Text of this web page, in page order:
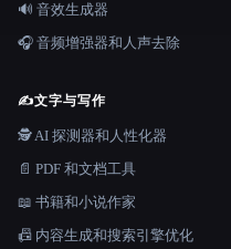
🔊 音效生成器
🎧 音频增强器和人声去除
✍️文字与写作
🕵️ AI 探测器和人性化器
📄 PDF 和文档工具
📖 书籍和小说作家
📠 内容生成和搜索引擎优化